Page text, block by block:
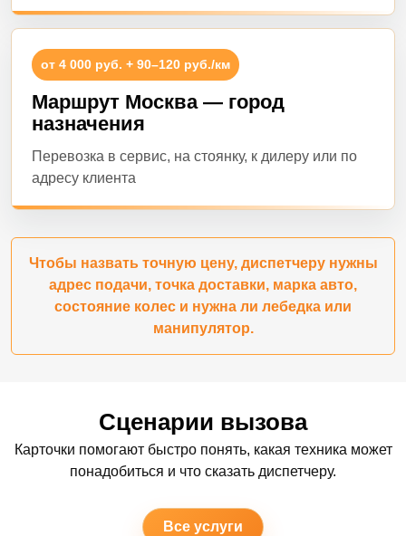
от 4 000 руб. + 90–120 руб./км
Маршрут Москва — город
назначения
Перевозка в сервис, на стоянку, к дилеру или по
адресу клиента
Чтобы назвать точную цену, диспетчеру нужны
адрес подачи, точка доставки, марка авто,
состояние колес и нужна ли лебедка или
манипулятор.
Сценарии вызова
Карточки помогают быстро понять, какая техника может
понадобиться и что сказать диспетчеру.
Все услуги